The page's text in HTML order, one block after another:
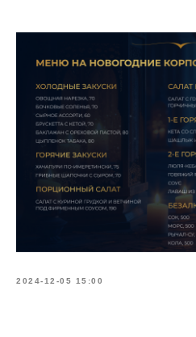
2024-12-05 15:00